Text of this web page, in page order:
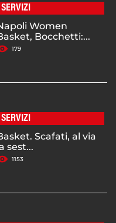
SERVIZI
Women
Bocchetti:...
179
SERVIZI
Scafati, al via
sest...
1153